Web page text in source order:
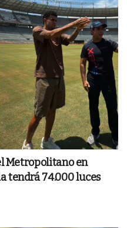
Metropolitano en
tendrá 74.000 luces